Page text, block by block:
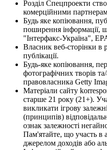
Розділ Спецпроекти
комерційними
Будь яке копіювання,
поширення інформації,
"Інтерфакс-Україна",
Власник веб-сторінки в
публікації.
Будь-яке копіювання,
фотографічних творів
правовласника Getty
Матеріали сайту
старше 21 року (21+).
викликати ігрову
(принципів)
ознак залежності
Пам'ятайте, що участь в
джерелом доходів або